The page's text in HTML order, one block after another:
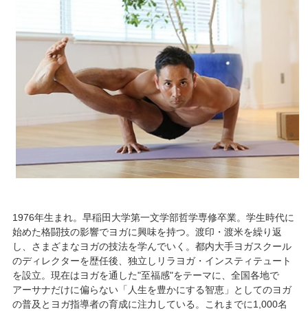
1976年生まれ。早稲田大学第一文学部哲学専修卒業。学生時代に
始めた格闘技の影響でヨガに興味を持つ。渡印・渡米を繰り返
し、さまざまなヨガの技法を学んでいく。都内大手ヨガスクール
のディレクターを歴任後、独立しリラヨガ・インスティテュート
を設立。現在はヨガを通した"至福感"をテーマに、全国各地で
アーサナだけに偏らない「人生を豊かにする智恵」としてのヨガ
の普及とヨガ指導者の育成に注力している。これまでに1,000名